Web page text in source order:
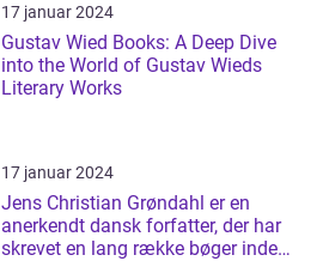
17 januar 2024
Gustav Wied Books: A Deep Dive
into the World of Gustav Wieds
Literary Works
17 januar 2024
Jens Christian Grøndahl er en
anerkendt dansk forfatter, der har
skrevet en lang række bøger inden